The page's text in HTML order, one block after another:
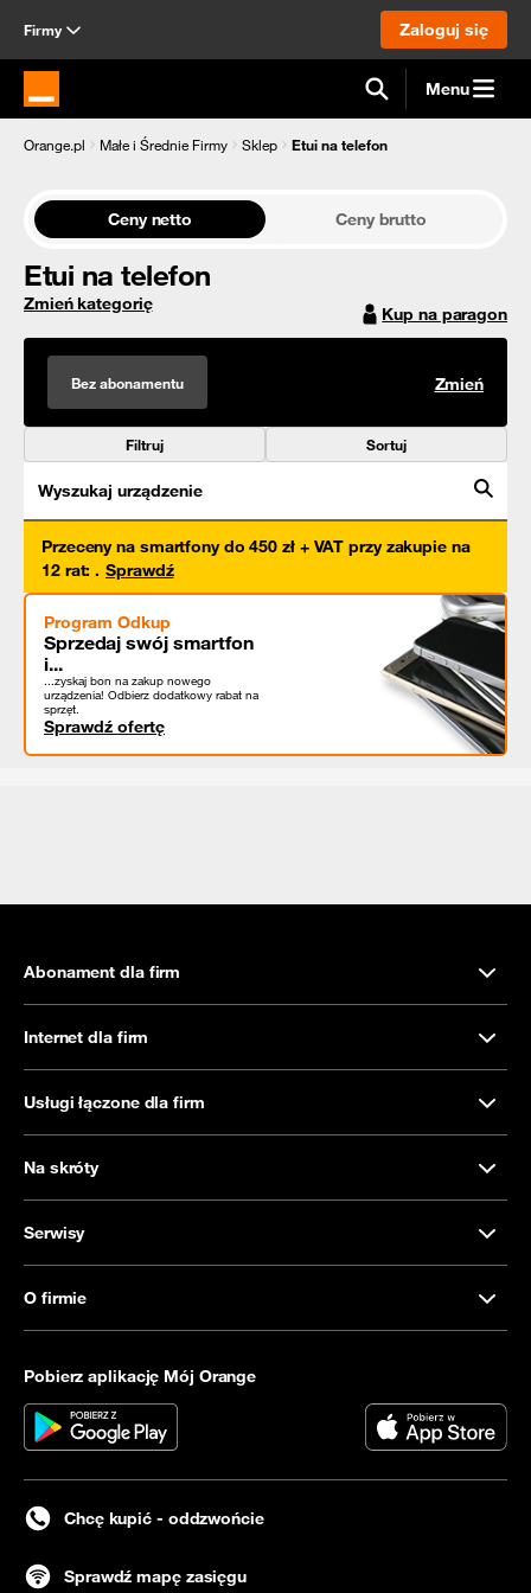
Firmy Zaloguj się
Strona główna Orange.pl Menu
Orange.pl Małe i Średnie Firmy Sklep Etui na telefon
Ceny netto Ceny brutto
Etui na telefon
Zmień kategorię Kup na paragon
Bez abonamentu Zmień
Filtruj Sortuj
Wyszukaj urządzenie
Przeceny na smartfony do 450 zł + VAT przy zakupie na
12 rat: . Sprawdź
Program Odkup
Sprzedaj swój smartfon
i...
...zyskaj bon na zakup nowego
urządzenia! Odbierz dodatkowy rabat na
sprzęt.
Sprawdź ofertę
Abonament dla firm
Internet dla firm
Usługi łączone dla firm
Na skróty
Serwisy
O firmie
Pobierz aplikację Mój Orange
Chcę kupić - oddzwońcie
Sprawdź mapę zasięgu